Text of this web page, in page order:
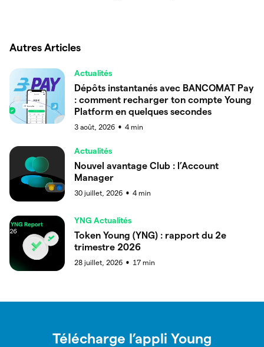
Autres Articles
Actualités
Dépôts instantanés avec BANCOMAT Pay
: comment recharger ton compte Young
Platform en quelques secondes
3 août, 2026 ● 4 min
Actualités
Nouvel avantage Club : l’Account
Manager
30 juillet, 2026 ● 4 min
YNG Actualités
Token Young (YNG) : rapport du 2e
trimestre 2026
28 juillet, 2026 ● 17 min
Télécharge l’appli Young